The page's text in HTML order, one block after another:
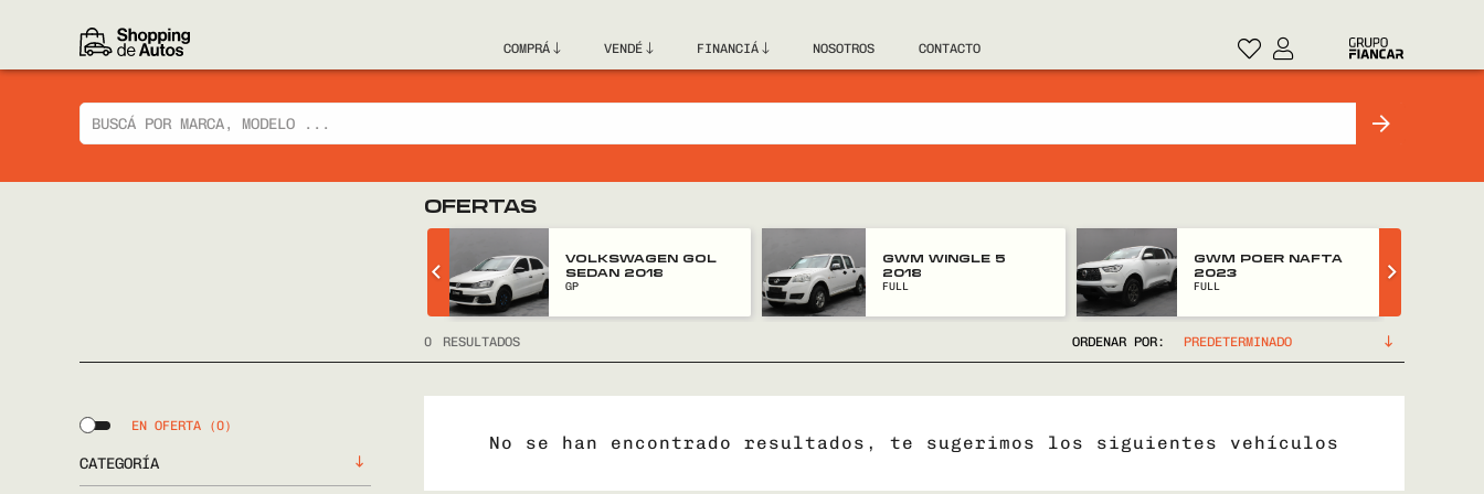
COMPRÁ VENDÉ FINANCIÁ NOSOTROS CONTACTO
OFERTAS
VOLKSWAGEN GOL
SEDAN 2018
GP
GWM WINGLE 5
2018
FULL
GWM POER NAFTA
2023
FULL
0 RESULTADOS ORDENAR POR:
EN OFERTA (0)
CATEGORÍA
No se han encontrado resultados, te sugerimos los siguientes vehículos